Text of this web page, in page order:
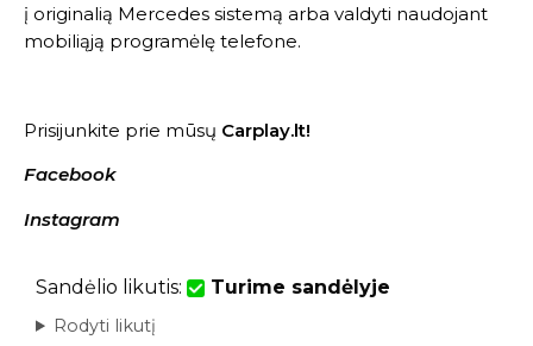
į originalią Mercedes sistemą arba valdyti naudojant
mobiliąją programėlę telefone.
Prisijunkite prie mūsų Carplay.lt!
Facebook
Instagram
Sandėlio likutis: Turime sandėlyje
Rodyti likutį